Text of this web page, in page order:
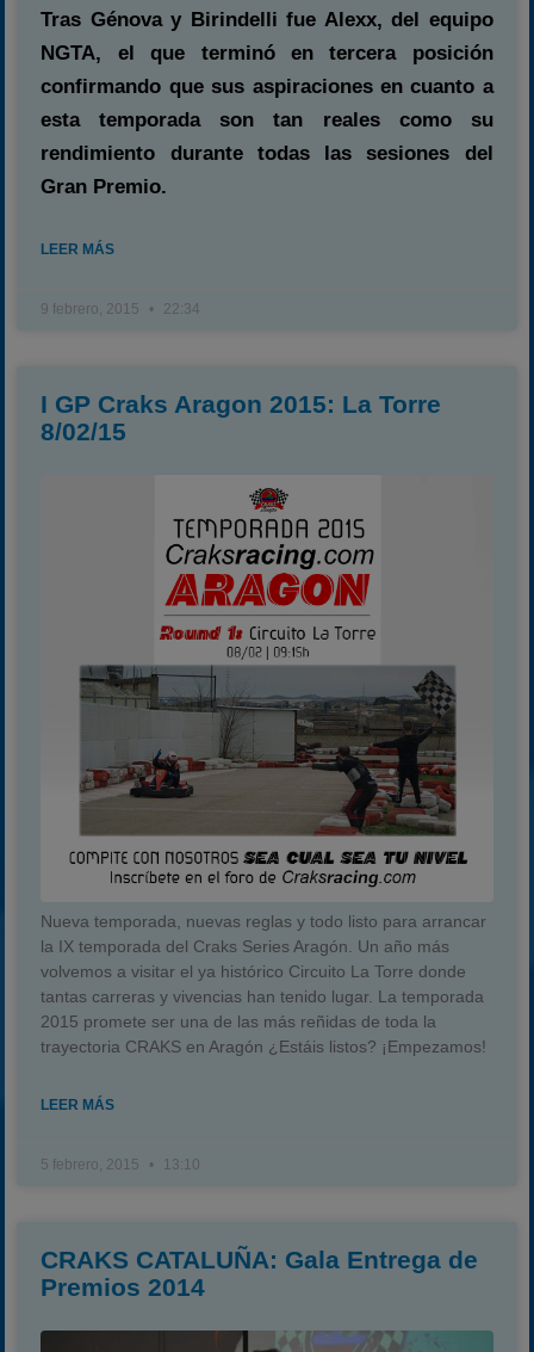
Tras Génova y Birindelli fue Alexx, del equipo
NGTA, el que terminó en tercera posición
confirmando que sus aspiraciones en cuanto a
esta temporada son tan reales como su
rendimiento durante todas las sesiones del
Gran Premio.
LEER MÁS
9 febrero, 2015 22:34
I GP Craks Aragon 2015: La Torre
8/02/15
Nueva temporada, nuevas reglas y todo listo para arrancar
la IX temporada del Craks Series Aragón. Un año más
volvemos a visitar el ya histórico Circuito La Torre donde
tantas carreras y vivencias han tenido lugar. La temporada
2015 promete ser una de las más reñidas de toda la
trayectoria CRAKS en Aragón ¿Estáis listos? ¡Empezamos!
LEER MÁS
5 febrero, 2015 13:10
CRAKS CATALUÑA: Gala Entrega de
Premios 2014